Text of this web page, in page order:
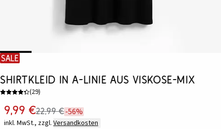
SALE
Shirtkleid in A-Linie aus Viskose-Mix
(29)
9,99 €22,99 €-56%
inkl. MwSt., zzgl. Versandkosten